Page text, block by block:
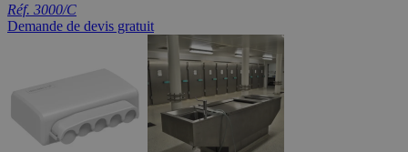
Réf. 3000/C
Demande de devis gratuit